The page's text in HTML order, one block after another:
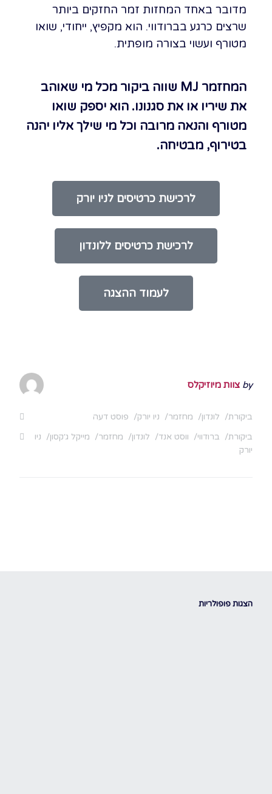
מדובר באחד המחזות זמר החזקים ביותר
שרצים כרגע בברודווי. הוא מקפיץ, ייחודי, שואו
מטורף ועשוי בצורה מופתית.
המחזמר MJ שווה ביקור מכל מי שאוהב
את שיריו או את סגנונו. הוא יספק שואו
מטורף והנאה מרובה וכל מי שילך אליו יהנה
בטירוף, מבטיחה.
לרכישת כרטיסים לניו יורק
לרכישת כרטיסים ללונדון
לעמוד ההצגה
by צוות מיוזיקלס
ביקורת לונדון מחזמר ניו יורק
פוסט דעה
ביקורת
ברודווי ווסט אנד לונדון מחזמר מייקל ג׳קסון
ניו
יורק
הצגות פופולריות